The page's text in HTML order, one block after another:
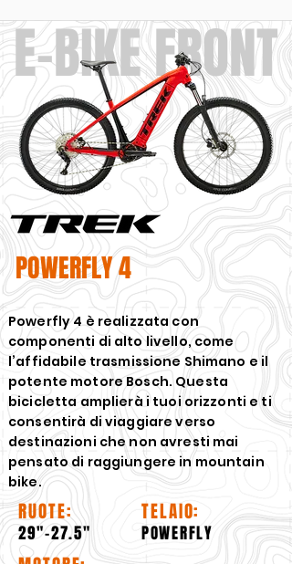
E-BIKE FRONT
POWERFLY 4
Powerfly 4 è realizzata con
componenti di alto livello, come
l’affidabile trasmissione Shimano e il
potente motore Bosch. Questa
bicicletta amplierà i tuoi orizzonti e ti
consentirà di viaggiare verso
destinazioni che non avresti mai
pensato di raggiungere in mountain
bike.
RUOTE:
29"-27.5"
TELAIO:
POWERFLY